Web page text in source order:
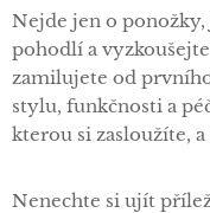
Nejde jen o
pohodlí a
zamilujete od
stylu, funkčnosti a
kterou si zasloužíte,
Nenechte si ujít